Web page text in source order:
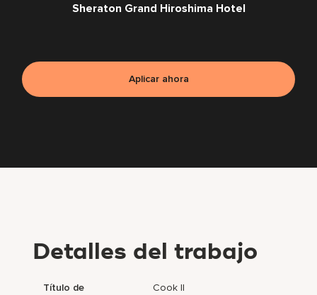
Sheraton Grand Hiroshima Hotel
Aplicar ahora
Detalles del trabajo
Título de
Cook II